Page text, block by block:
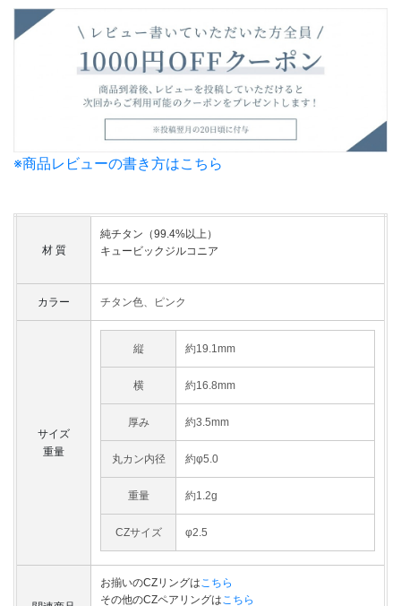
※商品レビューの書き方はこちら
材 質
純チタン（99.4%以上）
キュービックジルコニア
カラー チタン色、ピンク
サイズ
重量
縦 約19.1mm
横 約16.8mm
厚み 約3.5mm
丸カン内径 約φ5.0
重量 約1.2g
CZサイズ φ2.5
お揃いのCZリングはこちら
その他のCZペアリングはこちら